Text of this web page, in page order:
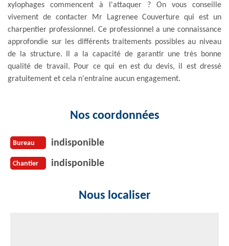
xylophages commencent à l'attaquer ? On vous conseille
vivement de contacter Mr Lagrenee Couverture qui est un
charpentier professionnel. Ce professionnel a une connaissance
approfondie sur les différents traitements possibles au niveau
de la structure. Il a la capacité de garantir une très bonne
qualité de travail. Pour ce qui en est du devis, il est dressé
gratuitement et cela n'entraîne aucun engagement.
Nos coordonnées
Bureau indisponible
Chantier indisponible
Nous localiser